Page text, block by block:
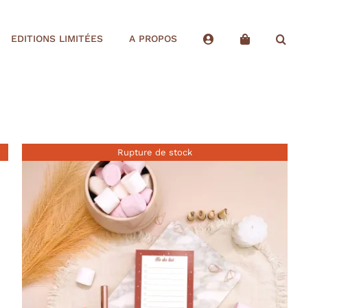
EDITIONS LIMITÉES A PROPOS
Rupture de stock